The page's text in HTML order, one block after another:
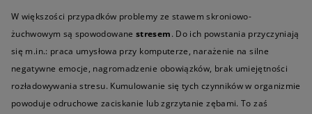
W większości przypadków problemy ze stawem skroniowo-
żuchwowym są spowodowane stresem. Do ich powstania przyczyniają
się m.in.: praca umysłowa przy komputerze, narażenie na silne
negatywne emocje, nagromadzenie obowiązków, brak umiejętności
rozładowywania stresu. Kumulowanie się tych czynników w organizmie
powoduje odruchowe zaciskanie lub zgrzytanie zębami. To zaś